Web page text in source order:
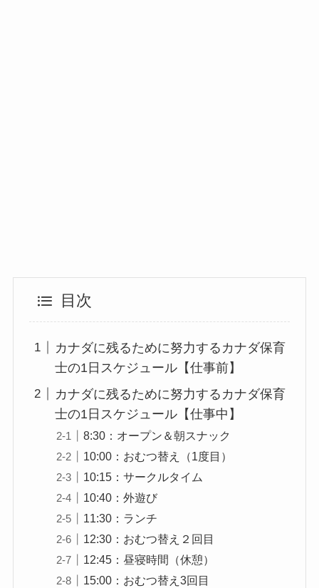
目次
カナダに残るために努力するカナダ保育
士の1日スケジュール【仕事前】
カナダに残るために努力するカナダ保育
士の1日スケジュール【仕事中】
8:30：オープン＆朝スナック
10:00：おむつ替え（1度目）
10:15：サークルタイム
10:40：外遊び
11:30：ランチ
12:30：おむつ替え２回目
12:45：昼寝時間（休憩）
15:00：おむつ替え3回目